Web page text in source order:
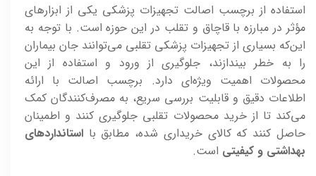
استفاده از برچسب اصالت تجهیزات پزشکی یکی از ابزارهای
مؤثر در مبارزه با قاچاق و تقلب در این حوزه است. با توجه به
این‌که بسیاری از تجهیزات پزشکی تقلبی می‌توانند جان بیماران
را به خطر بیندازند، جلوگیری از ورود و استفاده از این
محصولات اهمیت ویژه‌ای دارد. برچسب اصالت با ارائه
اطلاعات دقیق و قابلیت بررسی سریع، به مصرف‌کنندگان کمک
می‌کند تا از خرید محصولات تقلبی جلوگیری کنند و اطمینان
حاصل کنند که کالای خریداری شده، مطابق با استانداردهای
بهداشتی و کیفیتی است.